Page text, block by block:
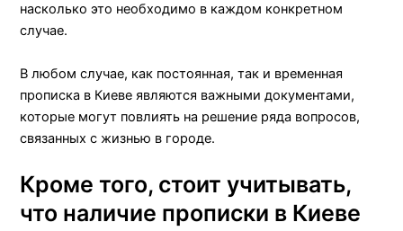
насколько это необходимо в каждом конкретном
случае.
В любом случае, как постоянная, так и временная
прописка в Киеве являются важными документами,
которые могут повлиять на решение ряда вопросов,
связанных с жизнью в городе.
Кроме того, стоит учитывать,
что наличие прописки в Киеве